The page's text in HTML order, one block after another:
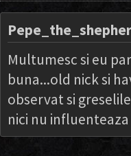
Multumesc si eu
buna...old nick si
observat si
nici nu